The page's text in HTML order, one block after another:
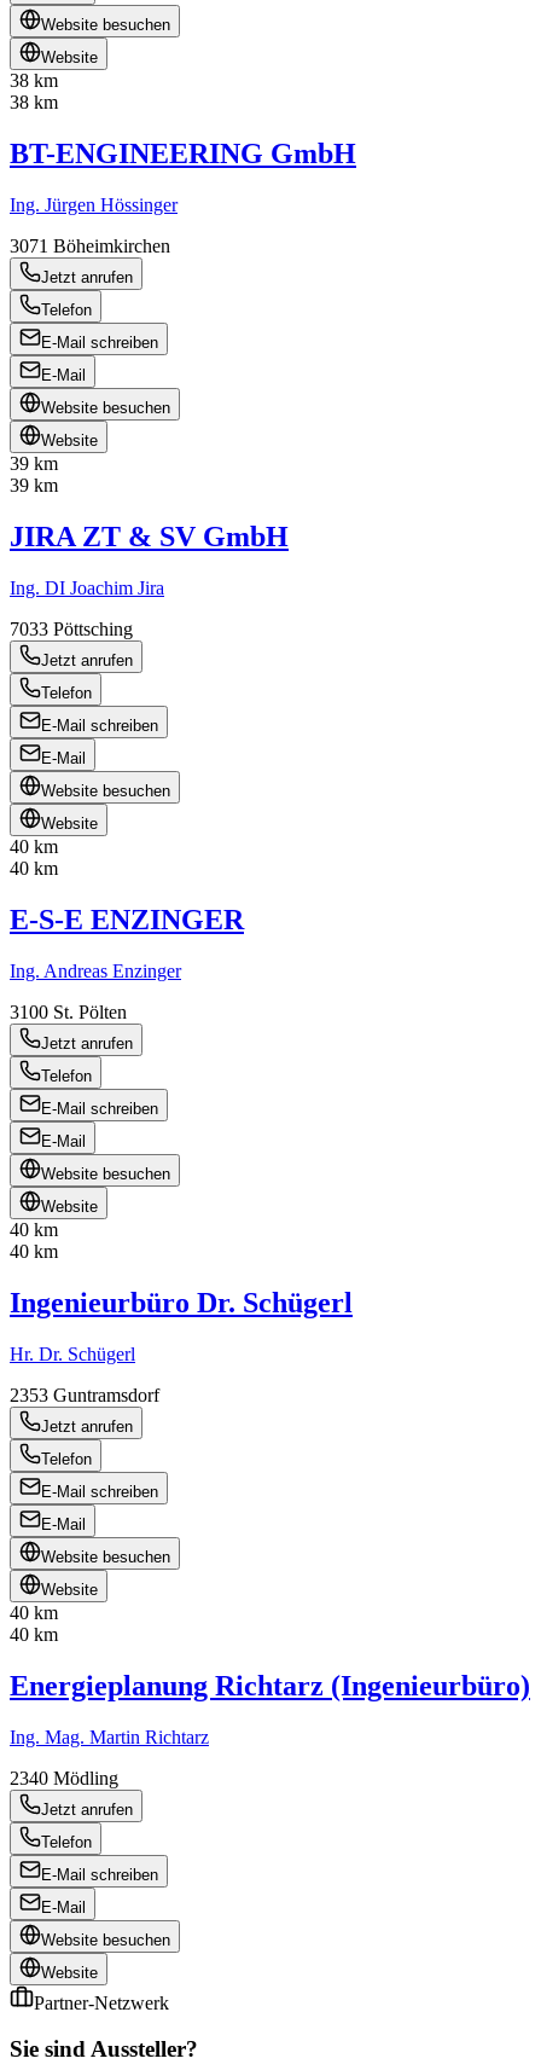
Website besuchen
Website
38 km
38 km
BT-ENGINEERING GmbH
Ing. Jürgen Hössinger
3071 Böheimkirchen
Jetzt anrufen
Telefon
E-Mail schreiben
E-Mail
Website besuchen
Website
39 km
39 km
JIRA ZT & SV GmbH
Ing. DI Joachim Jira
7033 Pöttsching
Jetzt anrufen
Telefon
E-Mail schreiben
E-Mail
Website besuchen
Website
40 km
40 km
E-S-E ENZINGER
Ing. Andreas Enzinger
3100 St. Pölten
Jetzt anrufen
Telefon
E-Mail schreiben
E-Mail
Website besuchen
Website
40 km
40 km
Ingenieurbüro Dr. Schügerl
Hr. Dr. Schügerl
2353 Guntramsdorf
Jetzt anrufen
Telefon
E-Mail schreiben
E-Mail
Website besuchen
Website
40 km
40 km
Energieplanung Richtarz (Ingenieurbüro)
Ing. Mag. Martin Richtarz
2340 Mödling
Jetzt anrufen
Telefon
E-Mail schreiben
E-Mail
Website besuchen
Website
Partner-Netzwerk
Sie sind Aussteller?